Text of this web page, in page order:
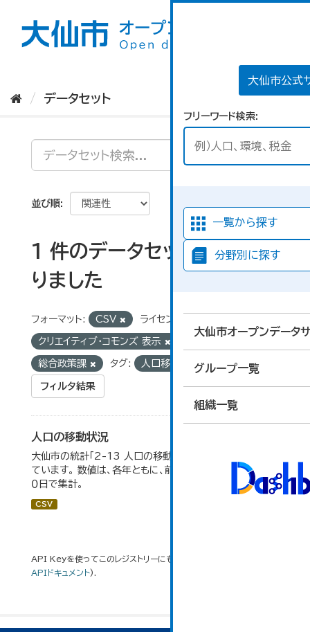
大仙市公式
フリーワード検索
一覧から探す
分野別に探す
大仙市オープンデータ
グループ一覧
組織一覧
データセット
並び順
1 件のデータセットが見つか
りました
フォーマット: CSV ライセンス:
クリエイティブ・コモンズ 表示
総合政策課 タグ: 人口移動
フィルタ結果
人口の移動状況
大仙市の統計「2-13 人口の移動状況」のデータを参照し
ています。 数値は、各年ともに、前年１０月１日～当年９月３
０日で集計。
CSV
API Keyを使ってこのレジストリーにもアクセス可能です
APIドキュメント).